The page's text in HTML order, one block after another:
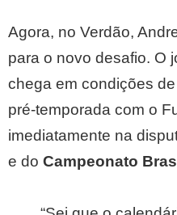
Agora, no Verdão,
para o novo desafio. O
chega em condições
pré-temporada com o
imediatamente na
e do Campeonato